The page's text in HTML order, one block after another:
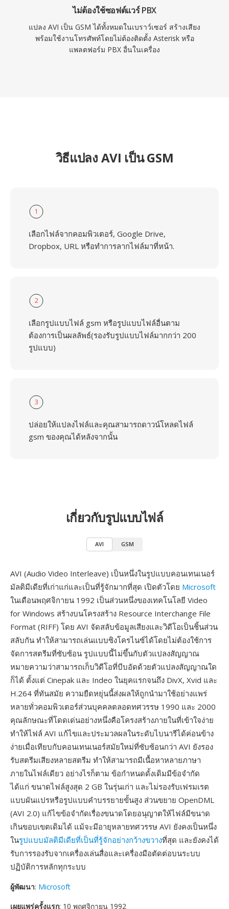
ไม่ต้องใช้ซอฟต์แวร์ PBX
แปลง AVI เป็น GSM ได้ทั้งหมดในเบราว์เซอร์ สร้างเสียง
พร้อมใช้งานโทรศัพท์โดยไม่ต้องติดตั้ง Asterisk หรือ
แพลตฟอร์ม PBX อื่นในเครื่อง
วิธีแปลง AVI เป็น GSM
1
เลือกไฟล์จากคอมพิวเตอร์, Google Drive,
Dropbox, URL หรือทำการลากไฟล์มาที่หน้า.
2
เลือกรูปแบบไฟล์ gsm หรือรูปแบบไฟล์อื่นตาม
ต้องการเป็นผลลัพธ์(รองรับรูปแบบไฟล์มากกว่า 200
รูปแบบ)
3
ปล่อยให้แปลงไฟล์และคุณสามารถดาวน์โหลดไฟล์
gsm ของคุณได้หลังจากนั้น
เกี่ยวกับรูปแบบไฟล์
AVI GSM
AVI (Audio Video Interleave) เป็นหนึ่งในรูปแบบคอนเทนเนอร์
มัลติมีเดียที่เก่าแก่และเป็นที่รู้จักมากที่สุด เปิดตัวโดย Microsoft
ในเดือนพฤศจิกายน 1992 เป็นส่วนหนึ่งของเทคโนโลยี Video
for Windows สร้างบนโครงสร้าง Resource Interchange File
Format (RIFF) โดย AVI จัดสลับข้อมูลเสียงและวิดีโอเป็นชิ้นส่วน
สลับกัน ทำให้สามารถเล่นแบบซิงโครไนซ์ได้โดยไม่ต้องใช้การ
จัดการสตรีมที่ซับซ้อน รูปแบบนี้ไม่ขึ้นกับตัวแปลงสัญญาณ
หมายความว่าสามารถเก็บวิดีโอที่บีบอัดด้วยตัวแปลงสัญญาณใด
ก็ได้ ตั้งแต่ Cinepak และ Indeo ในยุคแรกจนถึง DivX, Xvid และ
H.264 ที่ทันสมัย ความยืดหยุ่นนี้ส่งผลให้ถูกนำมาใช้อย่างแพร่
หลายทั่วคอมพิวเตอร์ส่วนบุคคลตลอดทศวรรษ 1990 และ 2000
คุณลักษณะที่โดดเด่นอย่างหนึ่งคือโครงสร้างภายในที่เข้าใจง่าย
ทำให้ไฟล์ AVI แก้ไขและประมวลผลในระดับไบนารีได้ค่อนข้าง
ง่ายเมื่อเทียบกับคอนเทนเนอร์สมัยใหม่ที่ซับซ้อนกว่า AVI ยังรอง
รับสตรีมเสียงหลายสตรีม ทำให้สามารถมีเนื้อหาหลายภาษา
ภายในไฟล์เดียว อย่างไรก็ตาม ข้อกำหนดดั้งเดิมมีข้อจำกัด
ได้แก่ ขนาดไฟล์สูงสุด 2 GB ในรุ่นเก่า และไม่รองรับเฟรมเรต
แบบผันแปรหรือรูปแบบคำบรรยายขั้นสูง ส่วนขยาย OpenDML
(AVI 2.0) แก้ไขข้อจำกัดเรื่องขนาดโดยอนุญาตให้ไฟล์มีขนาด
เกินขอบเขตเดิมได้ แม้จะมีอายุหลายทศวรรษ AVI ยังคงเป็นหนึ่ง
ในรูปแบบมัลติมีเดียที่เป็นที่รู้จักอย่างกว้างขวางที่สุด และยังคงได้
รับการรองรับจากเครื่องเล่นสื่อและเครื่องมือตัดต่อบนระบบ
ปฏิบัติการหลักทุกระบบ
ผู้พัฒนา: Microsoft
เผยแพร่ครั้งแรก: 10 พฤศจิกายน 1992